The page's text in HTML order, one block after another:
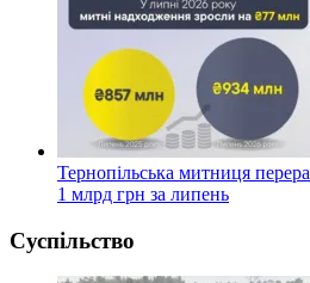
Тернопільська митниця
1 млрд грн за липень
Суспільство